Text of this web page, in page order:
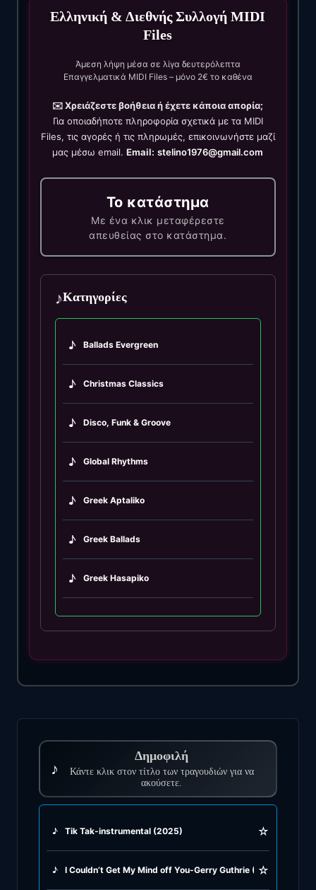
♪
Δημοφιλή
Κάντε κλικ στον τίτλο των τραγουδιών για να
ακούσετε.
♪ Tik Tak-instrumental (2025) ☆
♪ I Couldn’t Get My Mind off You-Gerry Guthrie (2024)
☆
Ελληνική & Διεθνής Συλλογή MIDI
Files
Άμεση λήψη μέσα σε λίγα δευτερόλεπτα
Επαγγελματικά MIDI Files – μόνο 2€ το καθένα
✉️ Χρειάζεστε βοήθεια ή έχετε κάποια απορία;
Για οποιαδήποτε πληροφορία σχετικά με τα MIDI
Files, τις αγορές ή τις πληρωμές, επικοινωνήστε μαζί
μας μέσω email.Email: stelino1976@gmail.com
Το κατάστημα
Με ένα κλικ μεταφέρεστε
απευθείας στο κατάστημα.
♪Κατηγορίες
♪ Ballads Evergreen
♪ Christmas Classics
♪ Disco, Funk & Groove
♪ Global Rhythms
♪ Greek Aptaliko
♪ Greek Ballads
♪ Greek Hasapiko
♪ Greek Hasaposerviko
♪
♪ Greek Oriental
♪ Greek Rock